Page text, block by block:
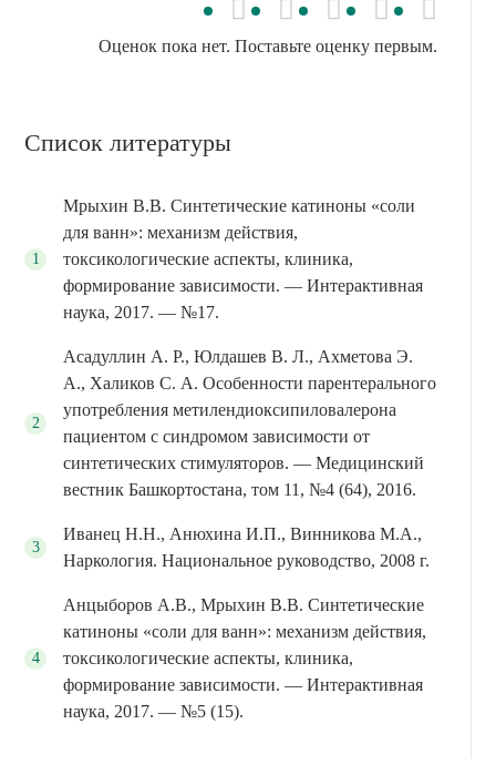
Оценок пока нет. Поставьте оценку первым.
Список литературы
Мрыхин В.В. Синтетические катиноны «соли
для ванн»: механизм действия,
токсикологические аспекты, клиника,
формирование зависимости. — Интерактивная
наука, 2017. — №17.
Асадуллин А. Р., Юлдашев В. Л., Ахметова Э.
А., Халиков С. А. Особенности парентерального
употребления метилендиоксипиловалерона
пациентом с синдромом зависимости от
синтетических стимуляторов. — Медицинский
вестник Башкортостана, том 11, №4 (64), 2016.
Иванец Н.Н., Анюхина И.П., Винникова М.А.,
Наркология. Национальное руководство, 2008 г.
Анцыборов А.В., Мрыхин В.В. Синтетические
катиноны «соли для ванн»: механизм действия,
токсикологические аспекты, клиника,
формирование зависимости. — Интерактивная
наука, 2017. — №5 (15).